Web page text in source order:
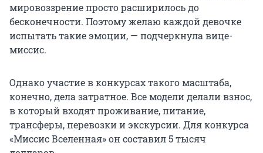
мировоззрение просто расширилось до
бесконечности. Поэтому желаю каждой девочке
испытать такие эмоции, — подчеркнула вице-
миссис.
Однако участие в конкурсах такого масштаба,
конечно, дела затратное. Все модели делали взнос,
в который входят проживание, питание,
трансферы, перевозки и экскурсии. Для конкурса
«Миссис Вселенная» он составил 5 тысяч